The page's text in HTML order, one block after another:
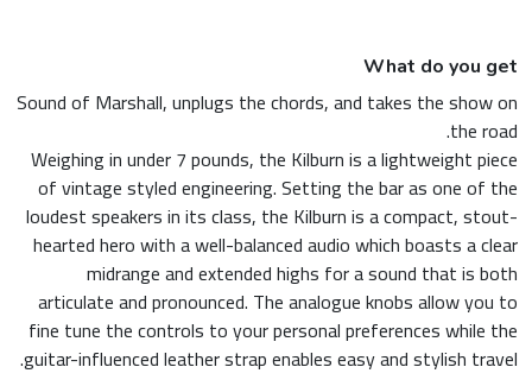
What do you get
Sound of Marshall, unplugs the chords, and takes the show on
the road.
Weighing in under 7 pounds, the Kilburn is a lightweight piece
of vintage styled engineering. Setting the bar as one of the
loudest speakers in its class, the Kilburn is a compact, stout-
hearted hero with a well-balanced audio which boasts a clear
midrange and extended highs for a sound that is both
articulate and pronounced. The analogue knobs allow you to
fine tune the controls to your personal preferences while the
guitar-influenced leather strap enables easy and stylish travel.